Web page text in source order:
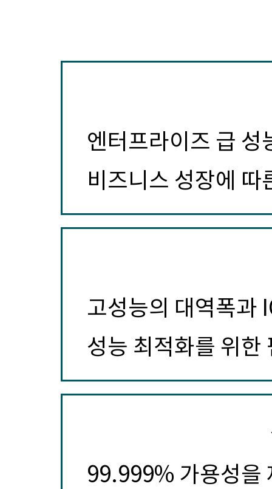
엔터프라이즈 급 성
비즈니스 성장에 따
고성능의 대역폭과
성능 최적화를 위한
99.999% 가용성을